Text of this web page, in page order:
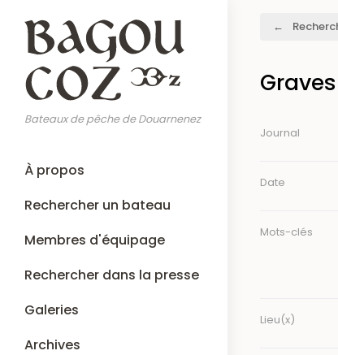
contenu
principal
Bateaux de pêche de Douarnenez
Main
navigation
À propos
Rechercher un bateau
Membres d'équipage
Rechercher dans la presse
Galeries
Archives
Journal
Date
Mots-clés
Lieu(x)